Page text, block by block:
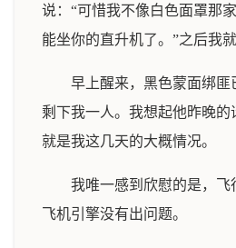
说：“可惜我不像白色面罩那
能坐你的直升机了。”之后我
早上醒来，黑色蒙面绑匪
剩下我一人。我想起他昨晚的
就是我这几天的大概情况。
我唯一感到欣慰的是，飞
飞机引擎没有出问题。